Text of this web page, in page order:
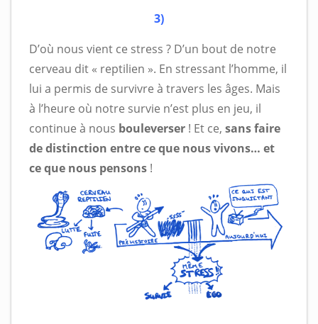
3)
D’où nous vient ce stress ? D’un bout de notre
cerveau dit « reptilien ». En stressant l’homme, il
lui a permis de survivre à travers les âges. Mais
à l’heure où notre survie n’est plus en jeu, il
continue à nous bouleverser ! Et ce, sans faire
de distinction entre ce que nous vivons… et
ce que nous pensons !